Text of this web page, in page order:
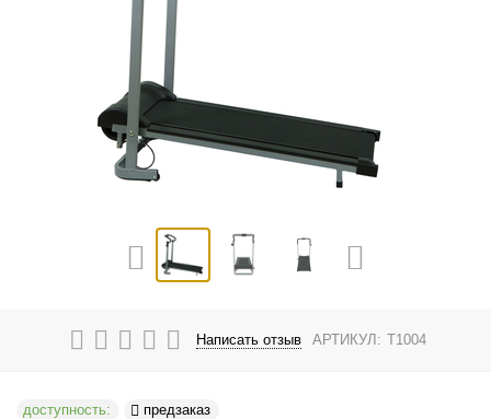
Написать отзыв АРТИКУЛ: T1004
доступность: предзаказ